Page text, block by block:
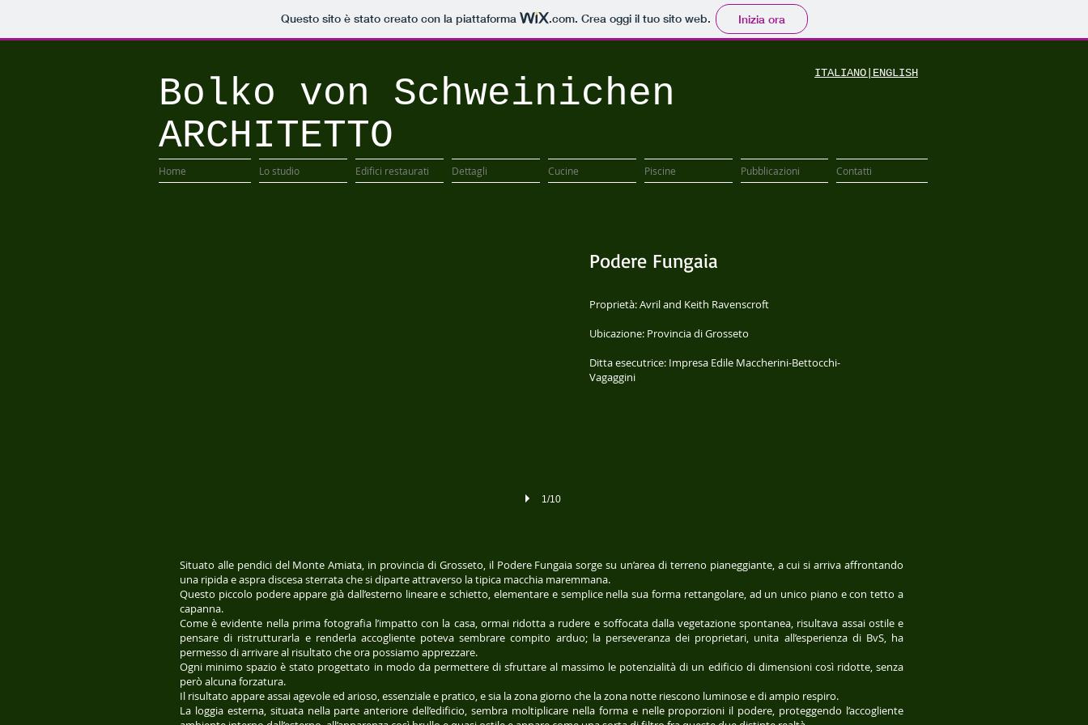
Questo sito è stato creato con la piattaforma .com. Crea oggi il tuo sito web. Inizia ora
Bolko von Schweinichen
ARCHITETTO
ITALIANO|ENGLISH
Home Lo studio Edifici restaurati Dettagli Cucine Piscine Pubblicazioni Contatti
1/10
Podere Fungaia
Proprietà: Avril and Keith Ravenscroft
Ubicazione: Provincia di Grosseto
Ditta esecutrice: Impresa Edile Maccherini-Bettocchi-
Vagaggini
Situato alle pendici del Monte Amiata, in provincia di Grosseto, il Podere Fungaia sorge su un’area di terreno pianeggiante, a cui si arriva affrontando
una ripida e aspra discesa sterrata che si diparte attraverso la tipica macchia maremmana.
Questo piccolo podere appare già dall’esterno lineare e schietto, elementare e semplice nella sua forma rettangolare, ad un unico piano e con tetto a
capanna.
Come è evidente nella prima fotografia l’impatto con la casa, ormai ridotta a rudere e soffocata dalla vegetazione spontanea, risultava assai ostile e
pensare di ristrutturarla e renderla accogliente poteva sembrare compito arduo; la perseveranza dei proprietari, unita all’esperienza di BvS, ha
permesso di arrivare al risultato che ora possiamo apprezzare.
Ogni minimo spazio è stato progettato in modo da permettere di sfruttare al massimo le potenzialità di un edificio di dimensioni così ridotte, senza
però alcuna forzatura.
Il risultato appare assai agevole ed arioso, essenziale e pratico, e sia la zona giorno che la zona notte riescono luminose e di ampio respiro.
La loggia esterna, situata nella parte anteriore dell’edificio, sembra moltiplicare nella forma e nelle proporzioni il podere, proteggendo l’accogliente